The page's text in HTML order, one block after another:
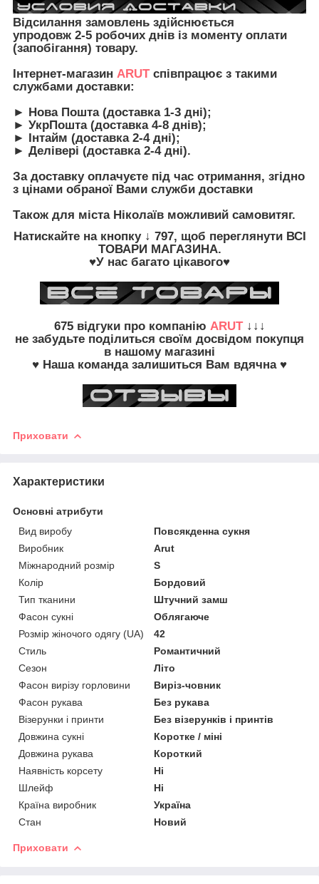
Відсилання замовлень здійснюється
упродовж 2-5 робочих днів із моменту оплати
(запобігання) товару.
Інтернет-магазин ARUTспівпрацює з такими
службами доставки:
► Нова Пошта (доставка 1-3 дні);
► УкрПошта (доставка 4-8 днів);
► Інтайм (доставка 2-4 дні);
► Делівері (доставка 2-4 дні).
За доставку оплачуєте під час отримання, згідно
з цінами обраної Вами служби доставки
Також для міста Ніколаїв можливий самовитяг.
Натискайте на кнопку↓ 797, щоб переглянути ВСІ
ТОВАРИ МАГАЗИНА.
♥У нас багато цікавого♥
675 відгуки про компанію ARUT↓↓↓
не забудьте поділиться своїм досвідом покупця
в нашому магазині
♥ Наша команда залишиться Вам вдячна ♥
Приховати
Характеристики
Основні атрибути
Вид виробу
Повсякденна сукня
Виробник
Arut
Міжнародний розмір
S
Колір
Бордовий
Тип тканини
Штучний замш
Фасон сукні
Облягаюче
Розмір жіночого одягу (UA)
42
Стиль
Романтичний
Сезон
Літо
Фасон вирізу горловини
Виріз-човник
Фасон рукава
Без рукава
Візерунки і принти
Без візерунків і принтів
Довжина сукні
Коротке / міні
Довжина рукава
Короткий
Наявність корсету
Ні
Шлейф
Ні
Країна виробник
Україна
Стан
Новий
Приховати